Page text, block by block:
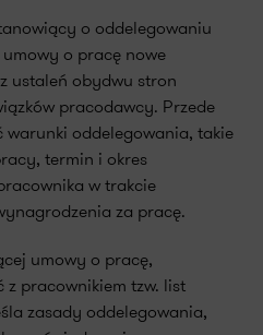
o oddelegowaniu
o pracę nowe
ustaleń obydwu stron
pracodawcy. Przede
warunki oddelegowania, takie
termin i okres
w trakcie
za pracę.
umowy o pracę,
pracownikiem tzw. list
zasady oddelegowania,